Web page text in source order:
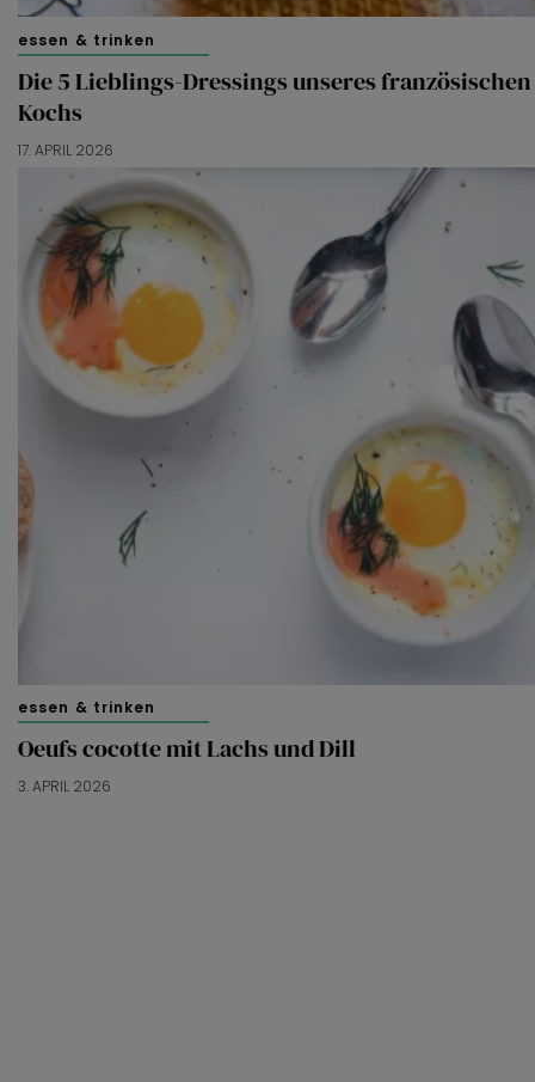
essen & trinken
Die 5 Lieblings-Dressings unseres französischen
Kochs
17. APRIL 2026
essen & trinken
Oeufs cocotte mit Lachs und Dill
3. APRIL 2026